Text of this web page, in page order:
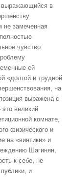
выражающийся в
не замеченная
чувство
ей
«долгой и трудной
на
выражена с
великий
комнате,
физического и
на «винтики» и
Шагинян,
к себе, не
и